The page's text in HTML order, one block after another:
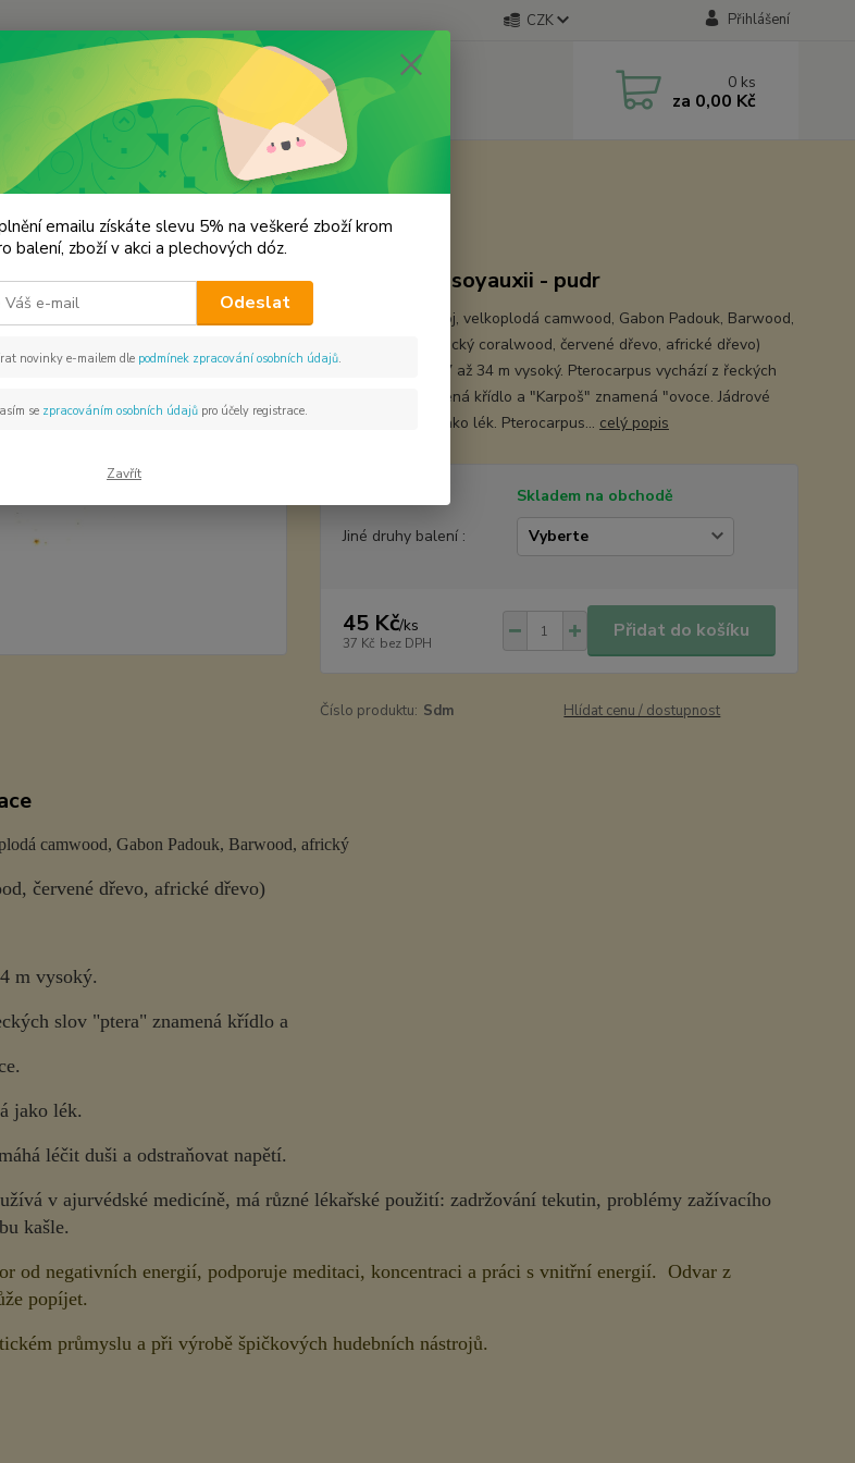
CZK Přihlášení
0 ks
za 0,00 Kč
Santalové dřevo
Pterocarpus soyauxii - pudr
Místní názvy: sekvoj, velkoplodá camwood, Gabon Padouk, Barwood,
africký Padouk, africký coralwood, červené dřevo, africké dřevo)
Padouk je strom 27 až 34 m vysoký. Pterocarpus vychází z řeckých
slov "ptera" znamená křídlo a "Karpoš" znamená "ovoce. Jádrové
dřevo se používá jako lék. Pterocarpus... celý popis
Skladem na obchodě
Jiné druhy balení :
45 Kč/ks
37 Kč bez DPH
Přidat do košíku
Číslo produktu: Sdm Hlídat cenu / dostupnost
camwood, Gabon Padouk, Barwood, africký
červené dřevo, africké dřevo)
m vysoký.
slov "ptera" znamená křídlo a
jako lék.
léčit duši a odstraňovat napětí.
v ajurvédské medicíně, má různé lékařské použití: zadržování tekutin, problémy zažívacího
kašle.
od negativních energií, podporuje meditaci, koncentraci a práci s vnitřní energií. Odvar z
popíjet.
průmyslu a při výrobě špičkových hudebních nástrojů.
emailu získáte slevu 5% na veškeré zboží krom
balení, zboží v akci a plechových dóz.
Odeslat
novinky e-mailem dle podmínek zpracování osobních údajů.
se zpracováním osobních údajůpro účely registrace.
Zavřít